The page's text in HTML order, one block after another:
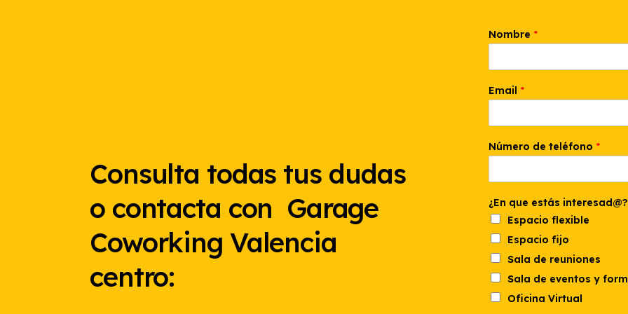
Consulta todas tus dudas
o contacta con Garage
Coworking Valencia
centro:
o
e
E
a
i
l
e
é
f
n
o
Nombre *
Email *
Número de teléfono *
¿En que estás interesad@?
Espacio flexible
Espacio fijo
Sala de reuniones
Sala de eventos y
Oficina Virtual